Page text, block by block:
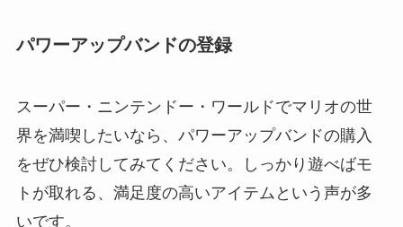
パワーアップバンドの登録
スーパー・ニンテンドー・ワールドでマリオの世
界を満喫したいなら、パワーアップバンドの購入
をぜひ検討してみてください。しっかり遊べばモ
トが取れる、満足度の高いアイテムという声が多
いです。